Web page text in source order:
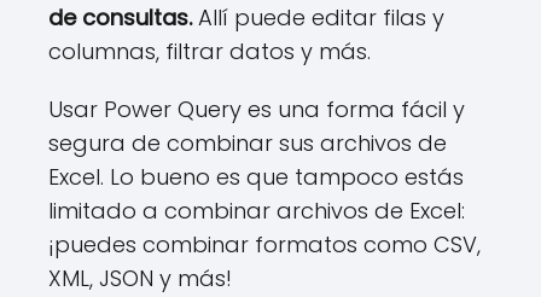
de consultas.Allí puede editar filas y
columnas, filtrar datos y más.
Usar Power Query es una forma fácil y
segura de combinar sus archivos de
Excel. Lo bueno es que tampoco estás
limitado a combinar archivos de Excel:
¡puedes combinar formatos como CSV,
XML, JSON y más!